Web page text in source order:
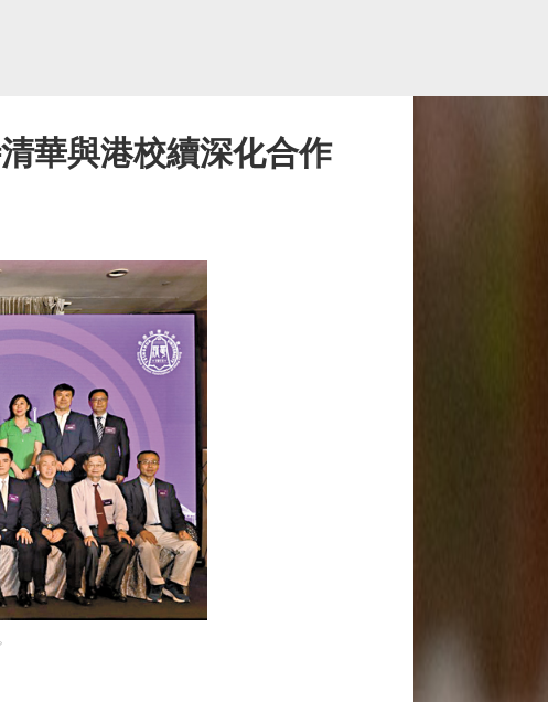
華與港校續深化合作